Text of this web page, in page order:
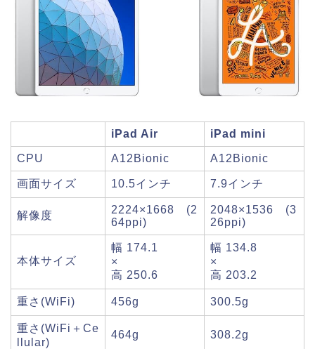
iPad Air iPad mini
CPU A12Bionic A12Bionic
画面サイズ 10.5インチ 7.9インチ
解像度
2224×1668 (2
64ppi)
2048×1536 (3
26ppi)
本体サイズ
幅 174.1
×
高 250.6
幅 134.8
×
高 203.2
重さ(WiFi) 456g 300.5g
重さ(WiFi＋Ce
llular)
464g 308.2g